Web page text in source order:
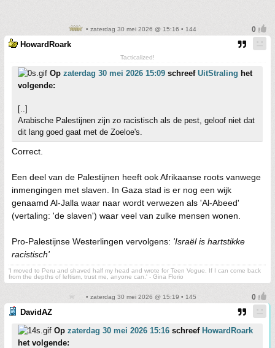
• zaterdag 30 mei 2026 @ 15:16 • 144
HowardRoark
Tacticalized!
Op zaterdag 30 mei 2026 15:09 schreef UitStraling het
volgende:
[..]
Arabische Palestijnen zijn zo racistisch als de pest, geloof niet dat
dit lang goed gaat met de Zoeloe's.
Correct.
Een deel van de Palestijnen heeft ook Afrikaanse roots vanwege
inmengingen met slaven. In Gaza stad is er nog een wijk
genaamd Al-Jalla waar naar wordt verwezen als 'Al-Abeed'
(vertaling: 'de slaven') waar veel van zulke mensen wonen.
Pro-Palestijnse Westerlingen vervolgens: 'Israël is hartstikke
racistisch'
'I moved to Peru and shaved half my head and wrote for Teen Vogue. If I can come back
from the depths of leftism, trust me, anyone can.' - Gina Florio
• zaterdag 30 mei 2026 @ 15:19 • 145
DavidAZ
Op zaterdag 30 mei 2026 15:16 schreef HowardRoark
het volgende: